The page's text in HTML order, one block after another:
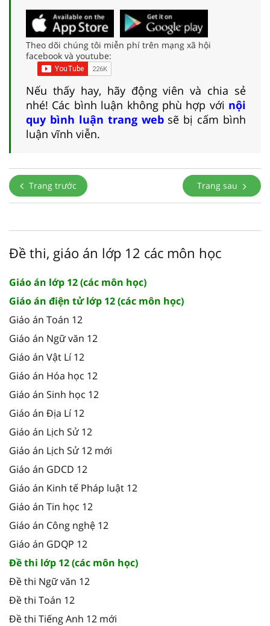
Theo dõi chúng tôi miễn phí trên mạng xã hội
facebook và youtube:
Nếu thấy hay, hãy động viên và chia sẻ
nhé! Các bình luận không phù hợp với nội
quy bình luận trang websẽ bị cấm bình
luận vĩnh viễn.
Trang trước Trang sau
Đề thi, giáo án lớp 12 các môn học
Giáo án lớp 12 (các môn học)
Giáo án điện tử lớp 12 (các môn học)
Giáo án Toán 12
Giáo án Ngữ văn 12
Giáo án Vật Lí 12
Giáo án Hóa học 12
Giáo án Sinh học 12
Giáo án Địa Lí 12
Giáo án Lịch Sử 12
Giáo án Lịch Sử 12 mới
Giáo án GDCD 12
Giáo án Kinh tế Pháp luật 12
Giáo án Tin học 12
Giáo án Công nghệ 12
Giáo án GDQP 12
Đề thi lớp 12 (các môn học)
Đề thi Ngữ văn 12
Đề thi Toán 12
Đề thi Tiếng Anh 12 mới